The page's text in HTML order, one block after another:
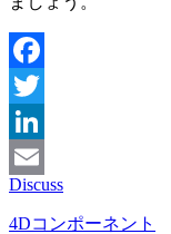
Facebook
Twitter
LinkedIn
Email
Discuss
4Dコンポーネント